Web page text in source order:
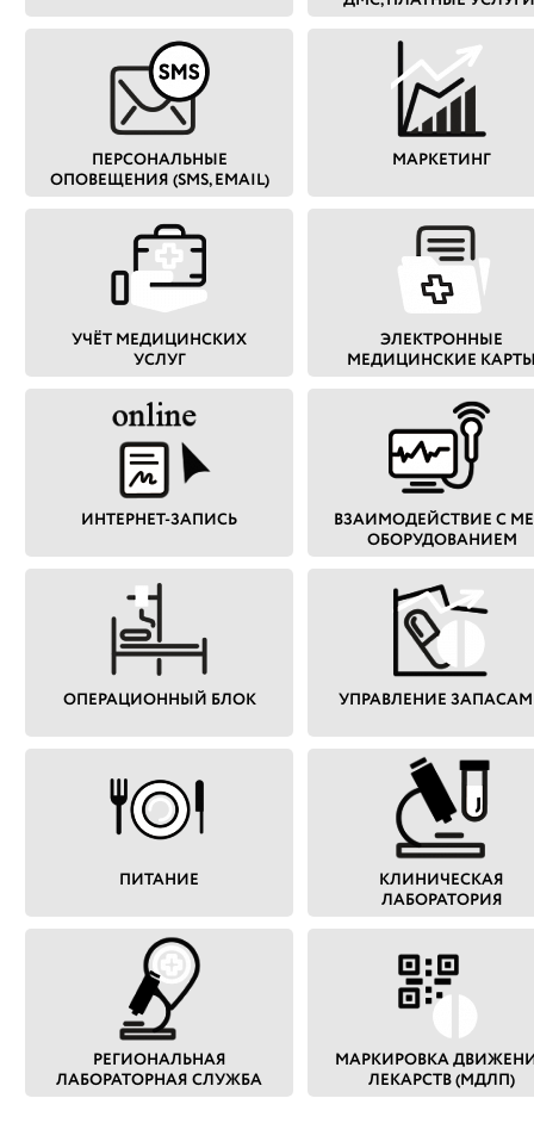
ПЕРСОНАЛЬНЫЕ
ОПОВЕЩЕНИЯ (SMS, EMAIL)
МАРКЕТИНГ
УЧЁТ МЕДИЦИНСКИХ
УСЛУГ
ЭЛЕКТРОННЫЕ
МЕДИЦИНСКИЕ
ИНТЕРНЕТ-ЗАПИСЬ
ВЗАИМОДЕЙСТВИЕ С
ОБОРУДОВАНИЕМ
ОПЕРАЦИОННЫЙ БЛОК УПРАВЛЕНИЕ
ПИТАНИЕ
КЛИНИЧЕСКАЯ
ЛАБОРАТОРИЯ
РЕГИОНАЛЬНАЯ
ЛАБОРАТОРНАЯ СЛУЖБА
МАРКИРОВКА
ЛЕКАРСТВ (МДЛП)